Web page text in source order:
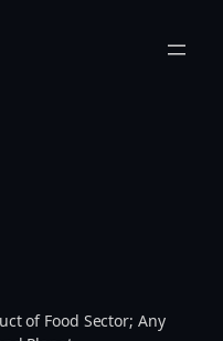
of Food Sector; Any